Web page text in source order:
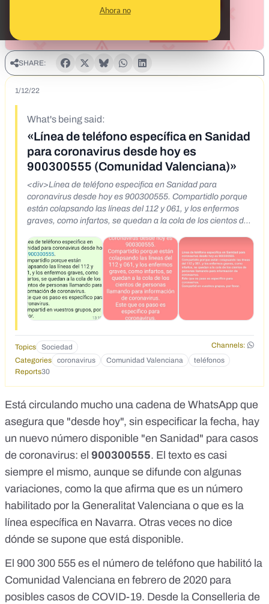
Ahora no
SHARE:
1/12/22
What's being said:
«Línea de teléfono específica en Sanidad
para coronavirus desde hoy es
900300555 (Comunidad Valenciana)»
<div>Línea de teléfono especifica en Sanidad para
coronavirus desde hoy es 900300555. Compartidlo porque
están colapsando las líneas del 112 y 061, y los enfermos
graves, como infartos, se quedan a la cola de los cientos de
que os paso es específico para coronavirus. Compartid en
vuestros grupos, por favor.</div>
Topics Sociedad
Channels:
Categories
coronavirus Comunidad Valenciana
teléfonos
Reports30
Está circulando mucho una cadena de WhatsApp que
asegura que "desde hoy", sin especificar la fecha, hay
un nuevo número disponible "en Sanidad" para casos
de coronavirus: el 900300555. El texto es casi
siempre el mismo, aunque se difunde con algunas
variaciones, como la que afirma que es un número
habilitado por la Generalitat Valenciana o que es la
línea específica en Navarra. Otras veces no dice
dónde se supone que está disponible.
El 900 300 555 es el número de teléfono que habilitó la
Comunidad Valenciana en febrero de 2020 para
posibles casos de COVID-19. Desde la Conselleria de